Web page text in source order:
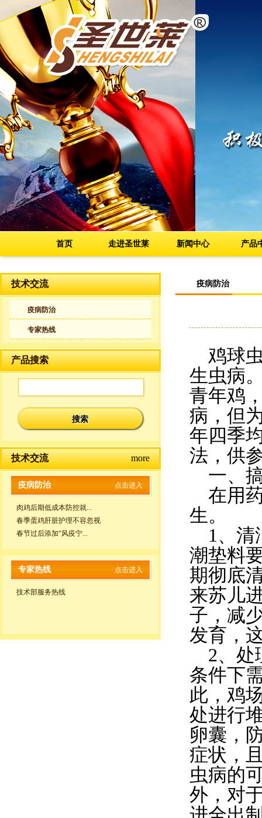
首页 走进圣世莱 新闻中心 产品
技术交流
疫病防治
专家热线
产品搜索
more
技术交流
点击进入
疫病防治
肉鸡后期低成本防控就...
春季蛋鸡肝脏护理不容忽视
春节过后添加“风疫宁...
点击进入
专家热线
技术部服务热线
疫病防治
鸡球虫
生虫病
青年鸡
病，但
年四季
法，供
一、
在用
生。
1、清
潮垫料
期彻底
来苏儿
子，减
发育，
2、处
条件下
此，鸡
处进行
卵囊，
症状，
虫病的
外，对